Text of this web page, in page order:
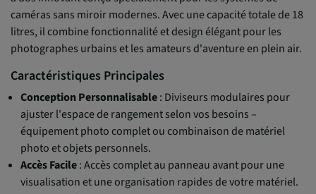
caméras sans miroir modernes. Avec une capacité totale de 18
litres, il combine fonctionnalité et design élégant pour les
photographes urbains et les amateurs d'aventure en plein air.
Caractéristiques Principales
Conception Personnalisable: Diviseurs modulaires pour
ajuster l'espace de rangement selon vos besoins –
équipement photo complet ou combinaison de matériel
photo et objets personnels.
Accès Facile: Accès complet au panneau avant pour une
visualisation et une organisation rapides de votre matériel.